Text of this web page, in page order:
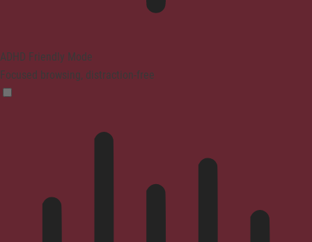
ADHD Friendly Mode
Focused browsing, distraction-free